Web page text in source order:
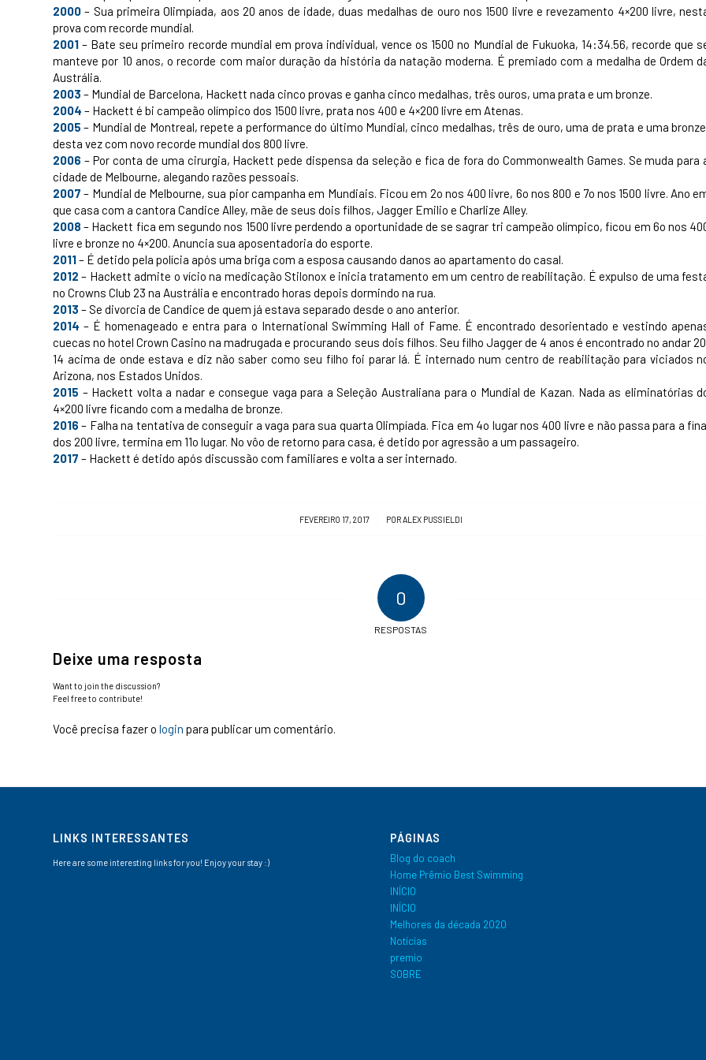
2000 – Sua primeira Olimpíada, aos 20 anos de idade, duas medalhas de ouro nos 1500 livre e revezamento 4×200 livre,
prova com recorde mundial.
2001 – Bate seu primeiro recorde mundial em prova individual, vence os 1500 no Mundial de Fukuoka, 14:34.56, recorde que
manteve por 10 anos, o recorde com maior duração da história da natação moderna. É premiado com a medalha de Ordem
Austrália.
2003 – Mundial de Barcelona, Hackett nada cinco provas e ganha cinco medalhas, três ouros, uma prata e um bronze.
2004 – Hackett é bi campeão olímpico dos 1500 livre, prata nos 400 e 4×200 livre em Atenas.
2005 – Mundial de Montreal, repete a performance do último Mundial, cinco medalhas, três de ouro, uma de prata e uma
desta vez com novo recorde mundial dos 800 livre.
2006 – Por conta de uma cirurgia, Hackett pede dispensa da seleção e fica de fora do Commonwealth Games. Se muda para
cidade de Melbourne, alegando razões pessoais.
2007 – Mundial de Melbourne, sua pior campanha em Mundiais. Ficou em 2o nos 400 livre, 6o nos 800 e 7o nos 1500 livre. Ano
que casa com a cantora Candice Alley, mãe de seus dois filhos, Jagger Emilio e Charlize Alley.
2008 – Hackett fica em segundo nos 1500 livre perdendo a oportunidade de se sagrar tri campeão olímpico, ficou em 6o nos
livre e bronze no 4×200. Anuncia sua aposentadoria do esporte.
2011– É detido pela polícia após uma briga com a esposa causando danos ao apartamento do casal.
2012 – Hackett admite o vício na medicação Stilonox e inicia tratamento em um centro de reabilitação. É expulso de uma
no Crowns Club 23 na Austrália e encontrado horas depois dormindo na rua.
2013 – Se divorcia de Candice de quem já estava separado desde o ano anterior.
2014 – É homenageado e entra para o International Swimming Hall of Fame. É encontrado desorientado e vestindo
cuecas no hotel Crown Casino na madrugada e procurando seus dois filhos. Seu filho Jagger de 4 anos é encontrado no andar
14 acima de onde estava e diz não saber como seu filho foi parar lá. É internado num centro de reabilitação para viciados
Arizona, nos Estados Unidos.
2015 – Hackett volta a nadar e consegue vaga para a Seleção Australiana para o Mundial de Kazan. Nada as eliminatórias
4×200 livre ficando com a medalha de bronze.
2016 – Falha na tentativa de conseguir a vaga para sua quarta Olimpíada. Fica em 4o lugar nos 400 livre e não passa para a
dos 200 livre, termina em 11o lugar. No vôo de retorno para casa, é detido por agressão a um passageiro.
2017 – Hackett é detido após discussão com familiares e volta a ser internado.
FEVEREIRO 17, 2017
/ POR ALEX PUSSIELDI
0
RESPOSTAS
Deixe uma resposta
Want to join the discussion?
Feel free to contribute!
Você precisa fazer o login para publicar um comentário.
LINKS INTERESSANTES
Here are some interesting links for you! Enjoy your stay :)
PÁGINAS
Blog do coach
Home Prêmio Best Swimming
INÍCIO
INÍCIO
Melhores da década 2020
Notícias
premio
SOBRE